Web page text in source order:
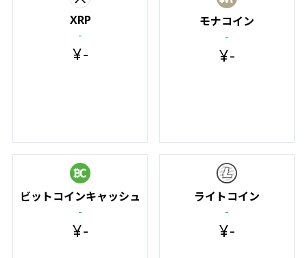
XRP
-
¥-
モナコイン
-
¥-
ビットコインキャッシュ
-
¥-
ライトコイン
-
¥-